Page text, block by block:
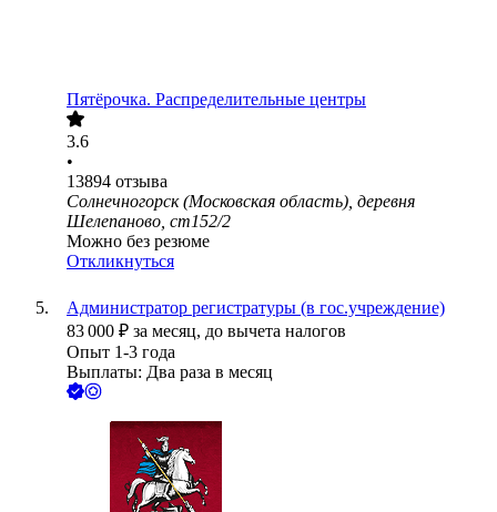
Пятёрочка. Распределительные центры
3.6
•
13894 отзыва
Солнечногорск (Московская область), деревня
Шелепаново, ст152/2
Можно без резюме
Откликнуться
Администратор регистратуры (в гос.учреждение)
83 000 ₽ за месяц, до вычета налогов
Опыт 1-3 года
Выплаты: Два раза в месяц